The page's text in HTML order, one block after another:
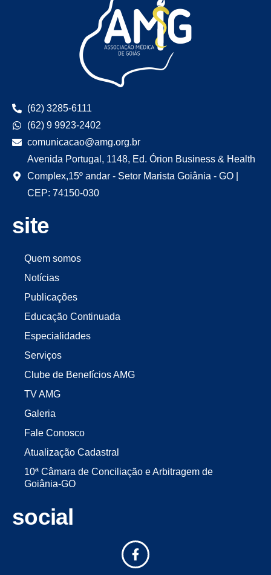
(62) 3285-6111
(62) 9 9923-2402
comunicacao@amg.org.br
Avenida Portugal, 1148, Ed. Órion Business & Health
Complex,15º andar - Setor Marista Goiânia - GO |
CEP: 74150-030
site
Quem somos
Notícias
Publicações
Educação Continuada
Especialidades
Serviços
Clube de Benefícios AMG
TV AMG
Galeria
Fale Conosco
Atualização Cadastral
10ª Câmara de Conciliação e Arbitragem de
Goiânia-GO
social